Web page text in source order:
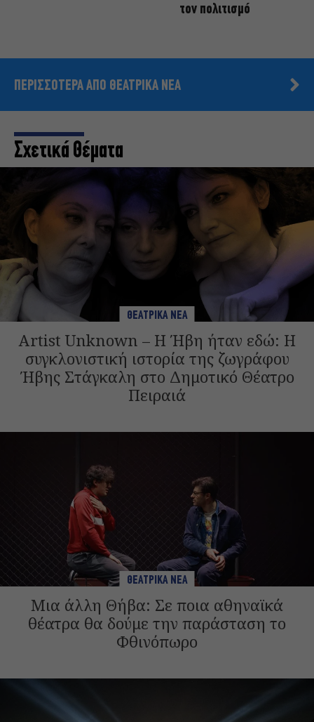
τον πολιτισμό
ΠΕΡΙΣΣΟΤΕΡΑ ΑΠΟ ΘΕΑΤΡΙΚΑ ΝΕΑ
Σχετικά Θέματα
ΘΕΑΤΡΙΚΑ ΝΕΑ
Artist Unknown – Η Ήβη ήταν εδώ: Η
συγκλονιστική ιστορία της ζωγράφου
Ήβης Στάγκαλη στο Δημοτικό Θέατρο
Πειραιά
ΘΕΑΤΡΙΚΑ ΝΕΑ
Μια άλλη Θήβα: Σε ποια αθηναϊκά
θέατρα θα δούμε την παράσταση το
Φθινόπωρο